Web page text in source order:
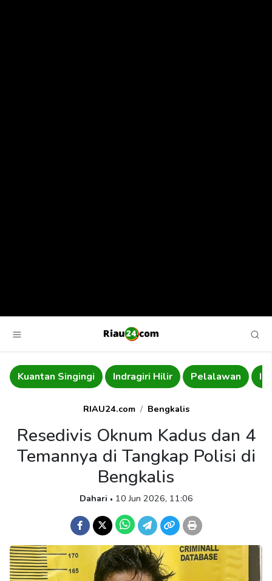
Kuantan Singingi Indragiri Hilir Pelalawan
RIAU24.com Bengkalis
Resedivis Oknum Kadus dan 4
Temannya di Tangkap Polisi di
Bengkalis
Dahari • 10 Jun 2026, 11:06